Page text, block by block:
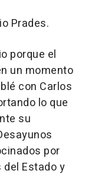
Prades.
porque el
un momento
con Carlos
lo que
su
por
del Estado y